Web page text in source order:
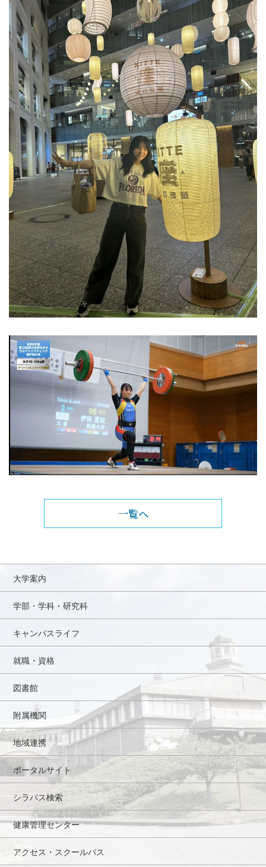
一覧へ
大学案内
学部・学科・研究科
キャンパスライフ
就職・資格
図書館
附属機関
地域連携
ポータルサイト
シラバス検索
健康管理センター
アクセス・スクールバス